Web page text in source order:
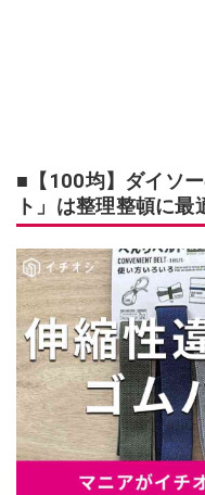
■【100均】ダイソ
ト」は整理整頓に